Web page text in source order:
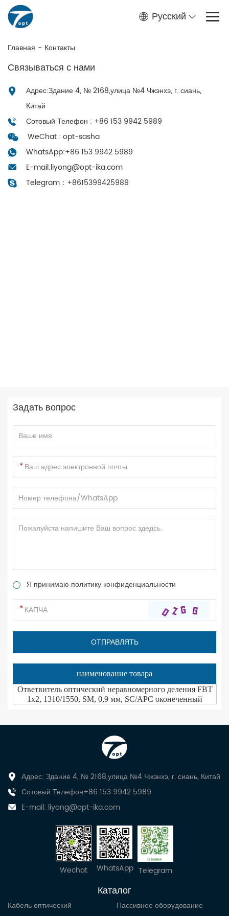
Русский
Главная - Контакты
Связываться с нами
Адрес:Здание 4, № 2168,улица №4 Чжэнхэ, г. сиань,
Китай
Сотовый Телефон : +86 153 9942 5989
WeChat : opt-sasha
WhatsApp:+86 153 9942 5989
E-mail:liyong@opt-ika.com
Telegram： +8615399425989
Задать вопрос
Я принимаю политику конфиденциальности
наименование товара
Ответвитель оптический неравномерного деления FBT
1x2, 1310/1550, SM, 0,9 мм, SC/APC оконеченный
Адрес: Здание 4, № 2168,улица №4 Чжэнхэ, г. сиань, Китай
Сотовый Телефон+86 153 9942 5989
E-mail: liyong@opt-ika.com
Wechat WhatsApp Telegram
Каталог
Кабель оптический
Пассивное оборудование